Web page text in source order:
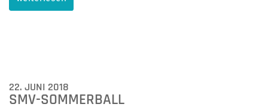
22. JUNI 2018
SMV-SOMMERBALL